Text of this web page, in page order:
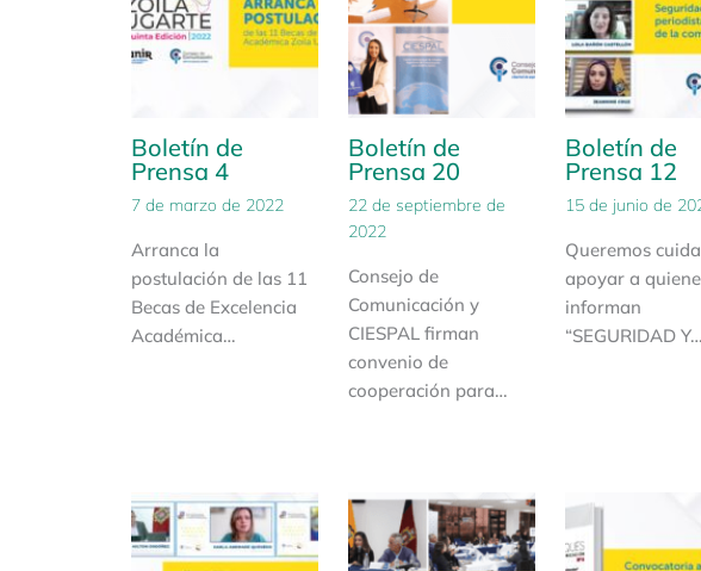
Boletín de
Prensa 4
7 de marzo de 2022
Arranca la
postulación de las 11
Becas de Excelencia
Académica…
Boletín de
Prensa 20
22 de septiembre de
2022
Consejo de
Comunicación y
CIESPAL firman
convenio de
cooperación para…
Boletín de
Prensa 12
15 de junio de
Queremos
apoyar a
informan
“SEGURIDAD Y…